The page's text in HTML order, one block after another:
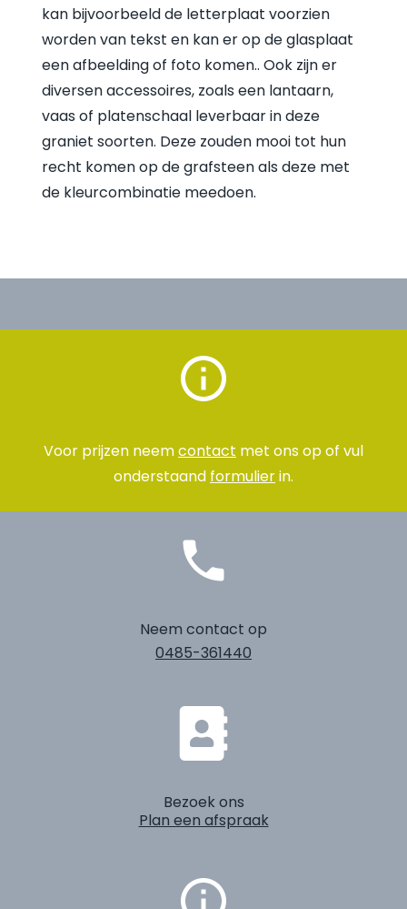
kan bijvoorbeeld de letterplaat voorzien
worden van tekst en kan er op de glasplaat
een afbeelding of foto komen.. Ook zijn er
diversen accessoires, zoals een lantaarn,
vaas of platenschaal leverbaar in deze
graniet soorten. Deze zouden mooi tot hun
recht komen op de grafsteen als deze met
de kleurcombinatie meedoen.
Voor prijzen neemcontact met ons op of vul
onderstaand formulierin.
Neem contact op
0485-361440
Bezoek ons
Plan een afspraak